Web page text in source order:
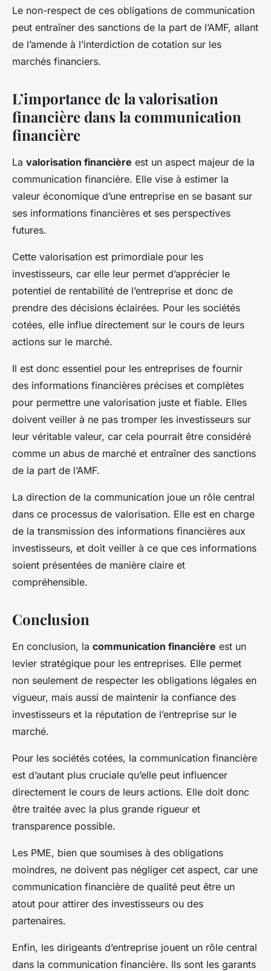
Le non-respect de ces obligations de communication
peut entraîner des sanctions de la part de l’AMF, allant
de l’amende à l’interdiction de cotation sur les
marchés financiers.
L’importance de la valorisation
financière dans la communication
financière
La valorisation financière est un aspect majeur de la
communication financière. Elle vise à estimer la
valeur économique d’une entreprise en se basant sur
ses informations financières et ses perspectives
futures.
Cette valorisation est primordiale pour les
investisseurs, car elle leur permet d’apprécier le
potentiel de rentabilité de l’entreprise et donc de
prendre des décisions éclairées. Pour les sociétés
cotées, elle influe directement sur le cours de leurs
actions sur le marché.
Il est donc essentiel pour les entreprises de fournir
des informations financières précises et complètes
pour permettre une valorisation juste et fiable. Elles
doivent veiller à ne pas tromper les investisseurs sur
leur véritable valeur, car cela pourrait être considéré
comme un abus de marché et entraîner des sanctions
de la part de l’AMF.
La direction de la communication joue un rôle central
dans ce processus de valorisation. Elle est en charge
de la transmission des informations financières aux
investisseurs, et doit veiller à ce que ces informations
soient présentées de manière claire et
compréhensible.
Conclusion
En conclusion, la communication financière est un
levier stratégique pour les entreprises. Elle permet
non seulement de respecter les obligations légales en
vigueur, mais aussi de maintenir la confiance des
investisseurs et la réputation de l’entreprise sur le
marché.
Pour les sociétés cotées, la communication financière
est d’autant plus cruciale qu’elle peut influencer
directement le cours de leurs actions. Elle doit donc
être traitée avec la plus grande rigueur et
transparence possible.
Les PME, bien que soumises à des obligations
moindres, ne doivent pas négliger cet aspect, car une
communication financière de qualité peut être un
atout pour attirer des investisseurs ou des
partenaires.
Enfin, les dirigeants d’entreprise jouent un rôle central
dans la communication financière. Ils sont les garants